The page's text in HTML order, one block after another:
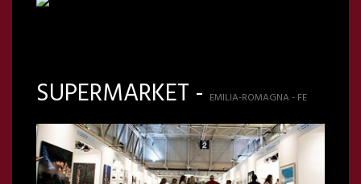
SUPERMARKET - EMILIA-ROMAGNA - FE